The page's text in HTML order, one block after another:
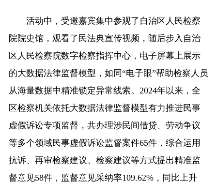
活动中，受邀嘉宾集中参观了自治区人民检察
院院史馆，观看了民法典宣传视频，随后步入自治
区人民检察院数字检察指挥中心，电子屏幕上展示
的大数据法律监督模型，如同“电子眼”帮助检察人员
从海量数据中精准锁定异常线索。2024年以来，全
区检察机关依托大数据法律监督模型有力推进民事
虚假诉讼专项监督，共办理涉民间借贷、劳动争议
等多个领域民事虚假诉讼监督案件65件，综合运用
抗诉、再审检察建议、检察建议等方式提出精准监
督意见58件，监督意见采纳率109.62%，同比上升